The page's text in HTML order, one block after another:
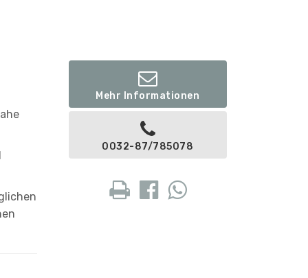
Mehr Informationen
0032-87/785078